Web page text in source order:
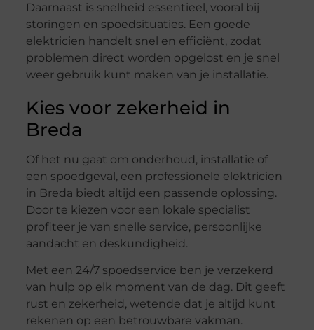
Daarnaast is snelheid essentieel, vooral bij
storingen en spoedsituaties. Een goede
elektricien handelt snel en efficiënt, zodat
problemen direct worden opgelost en je snel
weer gebruik kunt maken van je installatie.
Kies voor zekerheid in
Breda
Of het nu gaat om onderhoud, installatie of
een spoedgeval, een professionele elektricien
in Breda biedt altijd een passende oplossing.
Door te kiezen voor een lokale specialist
profiteer je van snelle service, persoonlijke
aandacht en deskundigheid.
Met een 24/7 spoedservice ben je verzekerd
van hulp op elk moment van de dag. Dit geeft
rust en zekerheid, wetende dat je altijd kunt
rekenen op een betrouwbare vakman.